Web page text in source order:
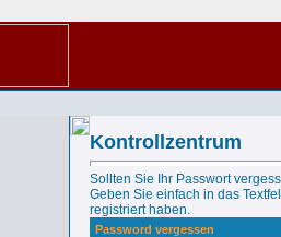
Kontrollzentrum
Sollten Sie Ihr Passwort
Geben Sie einfach in das
registriert haben.
Password vergessen